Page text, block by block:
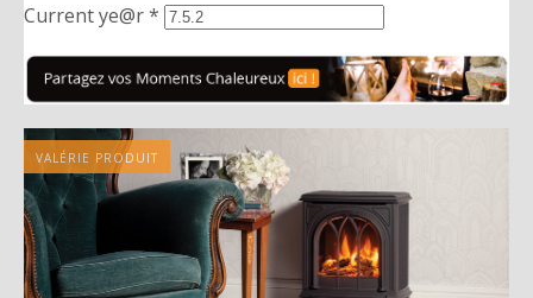
Current ye@r*
VALÉRIE PRODUIT